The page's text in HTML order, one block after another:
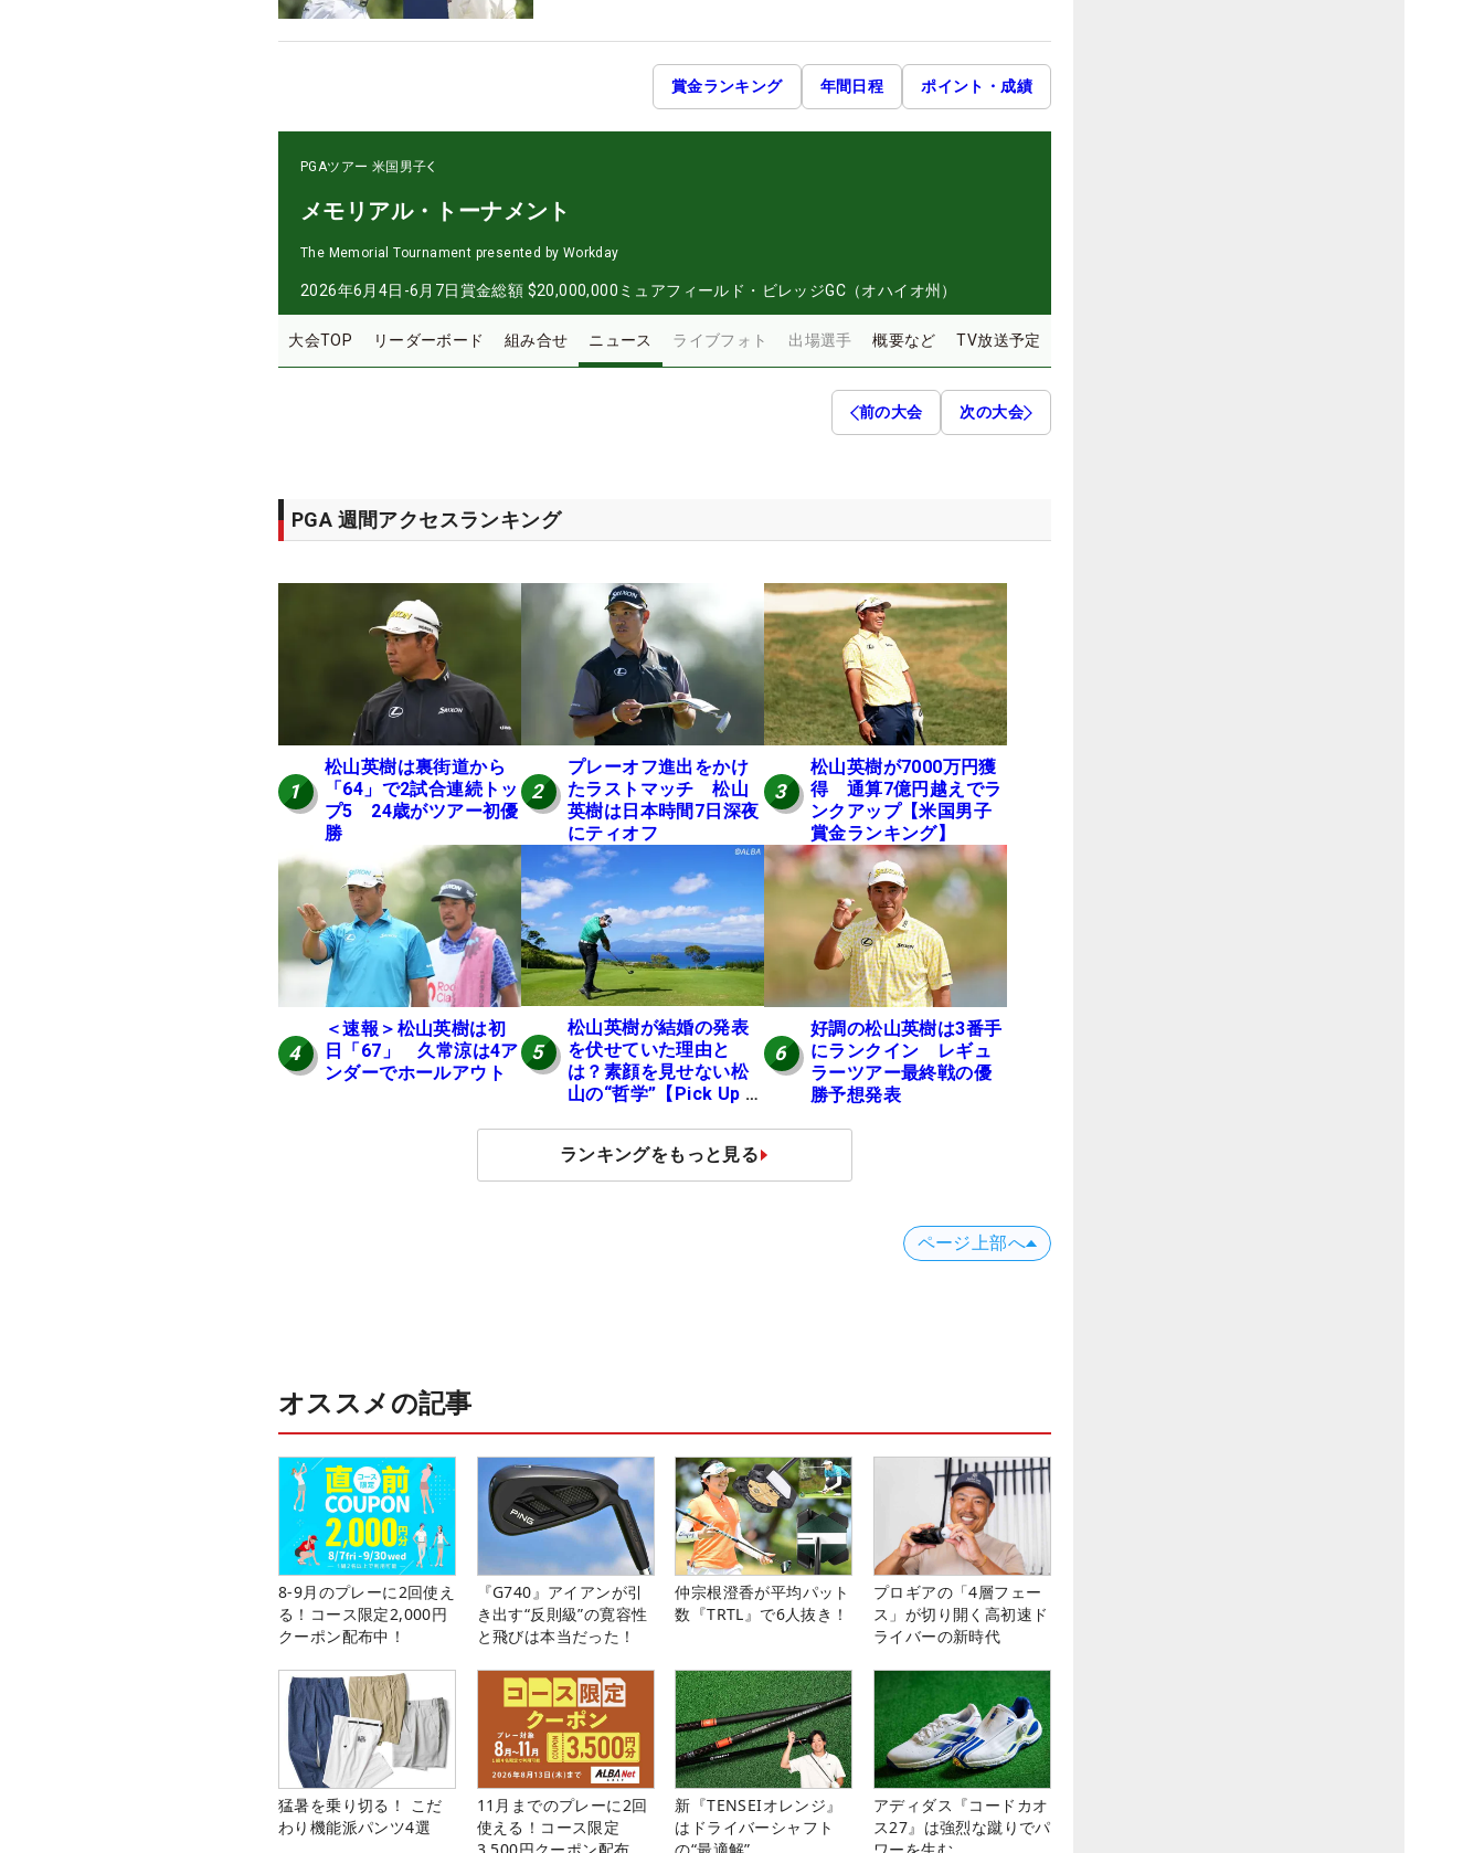
賞金ランキング 年間日程 ポイント・成績
PGAツアー 米国男子
メモリアル・トーナメント
The Memorial Tournament presented by Workday
2026年6月4日-6月7日賞金総額 $20,000,000 ミュアフィールド・ビレッジGC（オハイオ州）
大会TOP リーダーボード 組み合せ ニュース ライブフォト 出場選手 概要など TV放送予定
前の大会 次の大会
PGA 週間アクセスランキング
1
松山英樹は裏街道から
「64」で2試合連続トッ
プ5 24歳がツアー初優
勝
2
プレーオフ進出をかけ
たラストマッチ 松山
英樹は日本時間7日深夜
にティオフ
3
松山英樹が7000万円獲
得 通算7億円越えでラ
ンクアップ【米国男子
賞金ランキング】
4
＜速報＞松山英樹は初
日「67」 久常涼は4ア
ンダーでホールアウト
5
松山英樹が結婚の発表
を伏せていた理由と
は？素顔を見せない松
山の“哲学”【Pick Up 米
6
好調の松山英樹は3番手
にランクイン レギュ
ラーツアー最終戦の優
勝予想発表
ランキングをもっと見る
ページ上部へ
オススメの記事
8-9月のプレーに2回使え
る！コース限定2,000円
クーポン配布中！
『G740』アイアンが引
き出す“反則級”の寛容性
と飛びは本当だった！
仲宗根澄香が平均パット
数『TRTL』で6人抜き！
プロギアの「4層フェー
ス」が切り開く高初速ド
ライバーの新時代
猛暑を乗り切る！ こだ
わり機能派パンツ4選
11月までのプレーに2回
使える！コース限定
3,500円クーポン配布
新『TENSEIオレンジ』
はドライバーシャフト
の“最適解”
アディダス『コードカオ
ス27』は強烈な蹴りでパ
ワーを生む